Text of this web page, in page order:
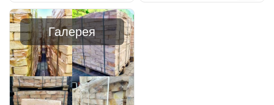
Галерея